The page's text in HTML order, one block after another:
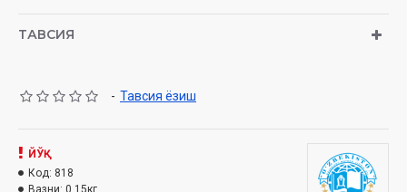
кўз қорачиғидек асраш ‎ҳақидаги энг муҳим, халқимиз ўртасида
Mуаллиф:
Номи:
«Ёшлар бугунги ва эртанги ҳаётимизнинг ҳал қилувчи
кучидир»
ТАВСИЯ
- Тавсия ёзиш
ЙЎҚ
Код: 818